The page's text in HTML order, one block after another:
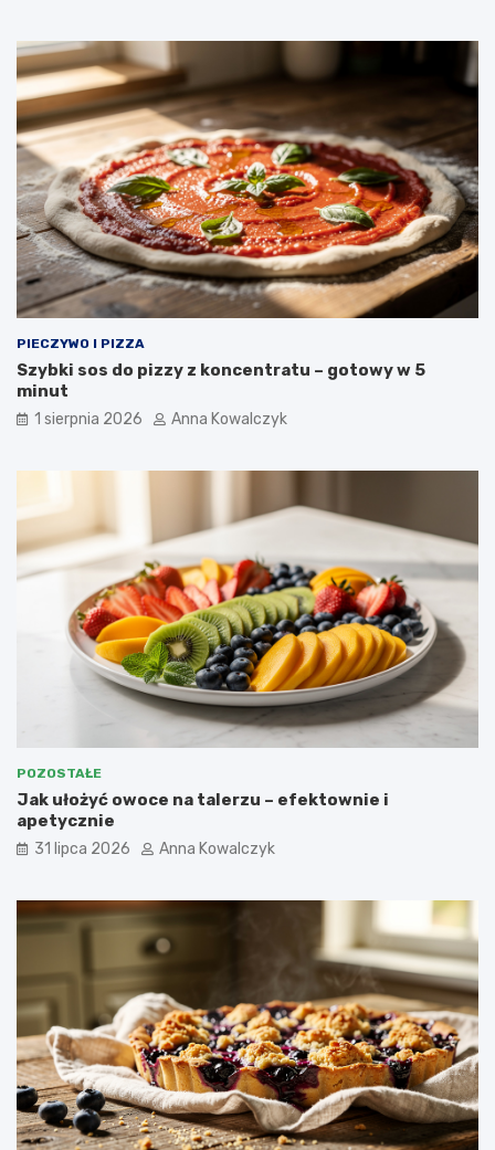
PIECZYWO I PIZZA
Szybki sos do pizzy z koncentratu – gotowy w 5
minut
1 sierpnia 2026 Anna Kowalczyk
POZOSTAŁE
Jak ułożyć owoce na talerzu – efektownie i
apetycznie
31 lipca 2026 Anna Kowalczyk